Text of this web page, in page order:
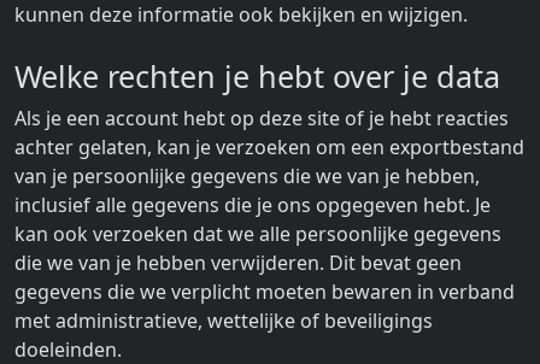
kunnen deze informatie ook bekijken en wijzigen.
Welke rechten je hebt over je data
Als je een account hebt op deze site of je hebt reacties
achter gelaten, kan je verzoeken om een exportbestand
van je persoonlijke gegevens die we van je hebben,
inclusief alle gegevens die je ons opgegeven hebt. Je
kan ook verzoeken dat we alle persoonlijke gegevens
die we van je hebben verwijderen. Dit bevat geen
gegevens die we verplicht moeten bewaren in verband
met administratieve, wettelijke of beveiligings
doeleinden.